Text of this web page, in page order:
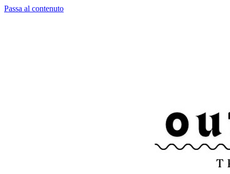
Passa al contenuto